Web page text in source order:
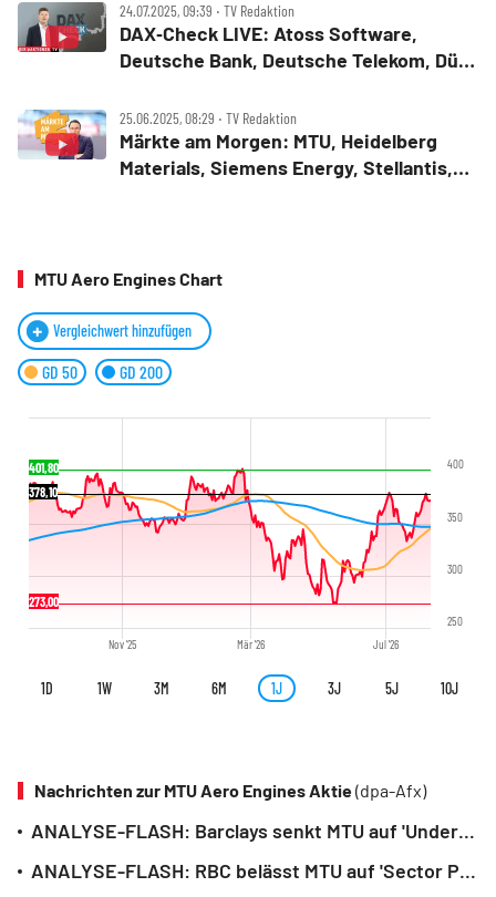
24.07.2025, 09:39 ‧ TV Redaktion
DAX‑Check LIVE: Atoss Software,
Deutsche Bank, Deutsche Telekom, Dürr,
Vossloh im Fokus
25.06.2025, 08:29 ‧ TV Redaktion
Märkte am Morgen: MTU, Heidelberg
Materials, Siemens Energy, Stellantis,
MTU Aero Engines Chart
Vergleichwert hinzufügen
GD 50 GD 200
Nov '25 Mär '26 Jul '26
250
300
350
400
378,10
273,00
401,80
1D 1W 3M 6M 1J 3J 5J 10J
Nachrichten zur MTU Aero Engines Aktie(dpa-Afx)
ANALYSE-FLASH: Barclays senkt MTU auf 'Underweight' - Ziel 420 Euro
ANALYSE-FLASH: RBC belässt MTU auf 'Sector Perform' - Ziel 365 Euro